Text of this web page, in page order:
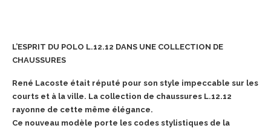
L’ESPRIT DU POLO L.12.12 DANS UNE COLLECTION DE
CHAUSSURES
René Lacoste était réputé pour son style impeccable sur les
courts et à la ville. La collection de chaussures L.12.12
rayonne de cette même élégance.
Ce nouveau modèle porte les codes stylistiques de la